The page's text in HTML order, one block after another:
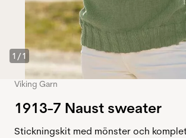
1 /1
Viking Garn
1913-7 Naust sweater
Stickningskit med mönster och